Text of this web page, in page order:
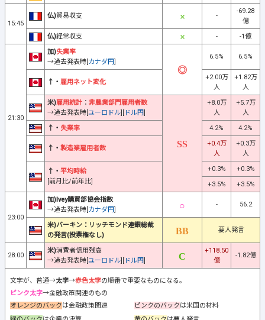
15:45
仏)貿易収支 -
-69.28
億
仏)経常収支 - -1億
21:30
加)失業率
→過去発表時[カナダ円]
6.5% 6.5%
↑・ 雇用ネット変化
+2.00万
人
+1.82万
人
米)雇用統計 ： 非農業部門雇用者数
→過去発表時[ユーロドル][ ドル円]
+8.0万
人
+5.7万
人
↑・ 失業率 4.2% 4.2%
↑・ 製造業雇用者数
+0.4万
人
+0.3万
人
↑・ 平均時給
[前月比/前年比]
+0.3%
+0.3%
+3.5%
+3.5%
23:00
加)Ivey購買部協会指数
→過去発表時[カナダ円]
- 56.2
米)バーキン：リッチモンド連銀総裁
の発言(投票権なし)
要人発言
28:00
米)消費者信用残高
→過去発表時[ユーロドル][ ドル円]
+118.50
億
-1.82億
文字が、普通→太字→赤色太字の順番で重要なものになる。
ピンク太字→金融政策関連のもの
オレンジのバックは金融政策関連 ピンクのバックは米国の材料